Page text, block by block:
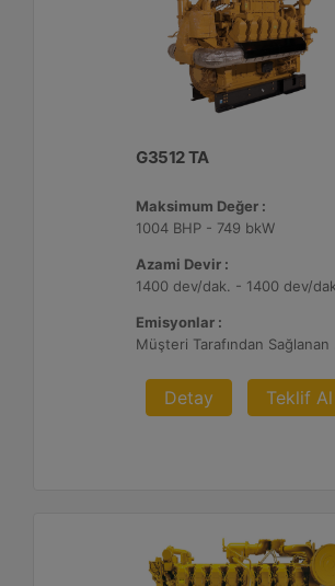
G3512 TA
Maksimum Değer :
1004 BHP - 749 bkW
Azami Devir :
1400 dev/dak. - 1400 dev/
Emisyonlar :
Detay Teklif Al